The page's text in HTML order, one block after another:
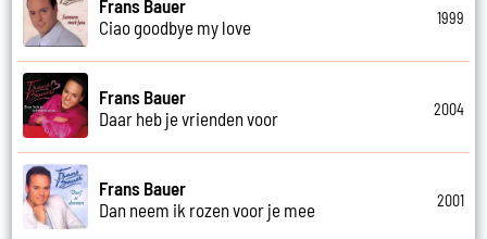
Frans Bauer
Ciao goodbye my love
1999
Frans Bauer
Daar heb je vrienden voor
2004
Frans Bauer
Dan neem ik rozen voor je mee
2001